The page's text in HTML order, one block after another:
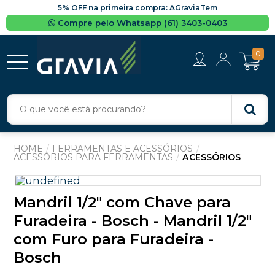
5% OFF na primeira compra: AGraviaTem
Compre pelo Whatsapp (61) 3403-0403
0
FERRAMENTAS E ACESSÓRIOS
ACESSÓRIOS PARA FERRAMENTAS ACESSÓRIOS
Mandril 1/2" com Chave para
Furadeira - Bosch - Mandril 1/2"
com Furo para Furadeira -
Bosch